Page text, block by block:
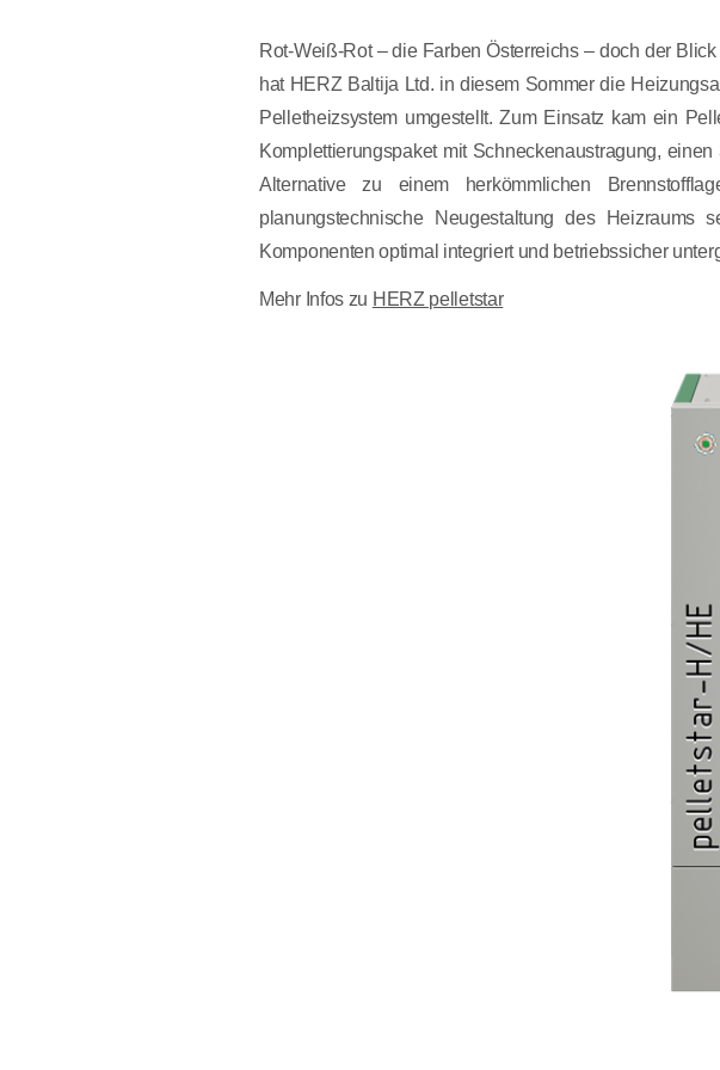
Rot-Weiß-Rot – die Farben Österreichs – doch der
hat HERZ Baltija Ltd. in diesem Sommer die
Pelletheizsystem umgestellt. Zum Einsatz kam ein
Komplettierungspaket mit Schneckenaustragung,
Alternative zu einem herkömmlichen
planungstechnische Neugestaltung des
Komponenten optimal integriert und betriebssicher
Mehr Infos zu HERZ pelletstar